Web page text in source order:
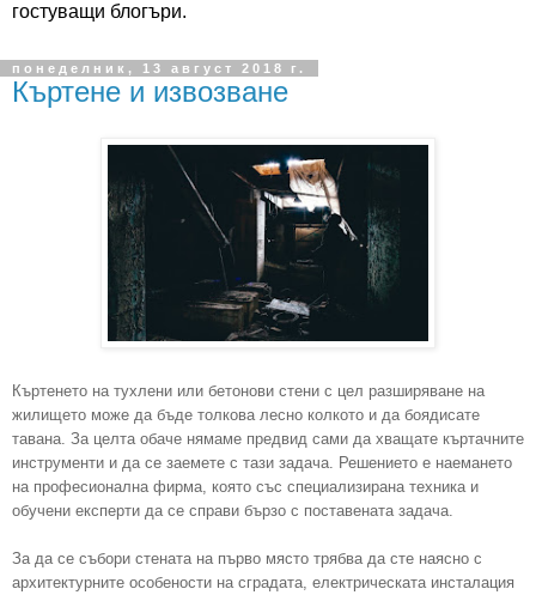
гостуващи блогъри.
понеделник, 13 август 2018 г.
Къртене и извозване
Къртенето на тухлени или бетонови стени с цел разширяване на
жилището може да бъде толкова лесно колкото и да боядисате
тавана. За целта обаче нямаме предвид сами да хващате къртачните
инструменти и да се заемете с тази задача. Решението е наемането
на професионална фирма, която със специализирана техника и
обучени експерти да се справи бързо с поставената задача.
За да се събори стената на първо място трябва да сте наясно с
архитектурните особености на сградата, електрическата инсталация